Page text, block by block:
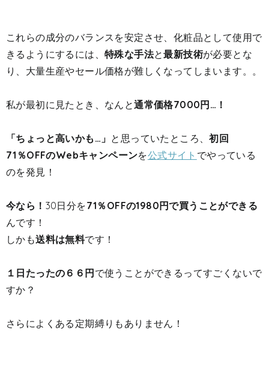
これらの成分のバランスを安定させ、化粧品として使用で
きるようにするには、 特殊な手法と最新技術が必要とな
り、大量生産やセール価格が難しくなってしまいます。。
私が最初に見たとき、なんと通常価格7000円…！
「ちょっと高いかも…」 と思っていたところ、初回
71％OFFのWebキャンペーンを公式サイト でやっている
のを発見！
今なら！ 30日分を71％OFFの1980円で買うことができる
んです！
しかも送料は無料です！
１日たったの６６円で使うことができるってすごくないで
すか？
さらによくある定期縛りもありません！